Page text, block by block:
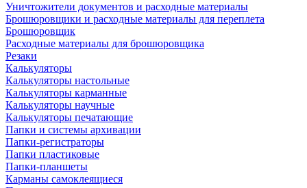
Уничтожители документов и расходные материалы
Брошюровщики и расходные материалы для переплета
Брошюровщик
Расходные материалы для брошюровщика
Резаки
Калькуляторы
Калькуляторы настольные
Калькуляторы карманные
Калькуляторы научные
Калькуляторы печатающие
Папки и системы архивации
Папки-регистраторы
Папки пластиковые
Папки-планшеты
Карманы самоклеящиеся